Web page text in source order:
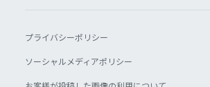
プライバシーポリシー
ソーシャルメディアポリシー